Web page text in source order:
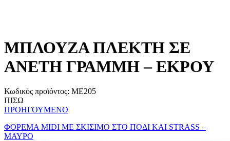
MΠΛΟΥΖΑ ΠΛΕΚΤΗ ΣΕ
ΑΝΕΤΗ ΓΡΑΜΜΗ – ΕΚΡΟΥ
Κωδικός προϊόντος: ME205
ΠΙΣΩ
ΠΡΟΗΓΟΥΜΕΝΟ
ΦΟΡΕΜΑ MIDI ΜΕ ΣΚΙΣΙΜΟ ΣΤΟ ΠΟΔΙ ΚΑΙ STRASS –
ΜΑΥΡΟ